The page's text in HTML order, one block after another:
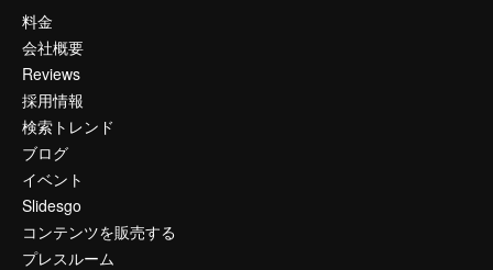
料金
会社概要
Reviews
採用情報
検索トレンド
ブログ
イベント
Slidesgo
コンテンツを販売する
プレスルーム